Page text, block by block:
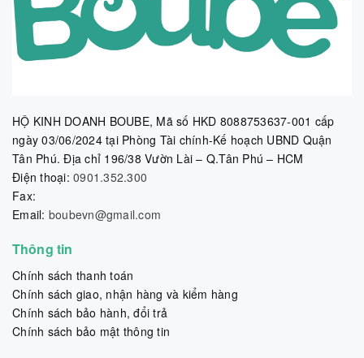
HỘ KINH DOANH BOUBE, Mã số HKD 8088753637-001 cấp
ngày 03/06/2024 tại Phòng Tài chính-Kế hoạch UBND Quận
Tân Phú. Địa chỉ 196/38 Vườn Lài – Q.Tân Phú – HCM
Điện thoại: 0901.352.300
Fax:
Email: boubevn@gmail.com
Thông tin
Chính sách thanh toán
Chính sách giao, nhận hàng và kiểm hàng
Chính sách bảo hành, đổi trả
Chính sách bảo mật thông tin